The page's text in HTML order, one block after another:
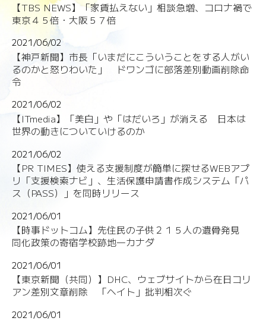
【TBS NEWS】「家賃払えない」相談急増、コロナ禍で
東京４５倍・大阪５７倍
2021/06/02
【神戸新聞】市長「いまだにこういうことをする人がい
るのかと怒りわいた」 ドワンゴに部落差別動画削除命
令
2021/06/02
【ITmedia】「美白」や「はだいろ」が消える 日本は
世界の動きについていけるのか
2021/06/02
【PR TIMES】使える支援制度が簡単に探せるWEBアプ
リ「支援検索ナビ」、生活保護申請書作成システム「パ
ス（PASS）」を同時リリース
2021/06/01
【時事ドットコム】先住民の子供２１５人の遺骨発見
同化政策の寄宿学校跡地―カナダ
2021/06/01
【東京新聞（共同）】DHC、ウェブサイトから在日コリ
アン差別文章削除 「ヘイト」批判相次ぐ
2021/06/01